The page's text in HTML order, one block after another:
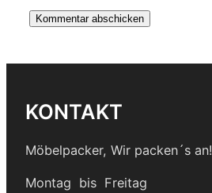
KONTAKT
Möbelpacker, Wir packen´s an!
Montag bis Freitag